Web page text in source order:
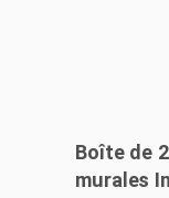
Boîte de
murales